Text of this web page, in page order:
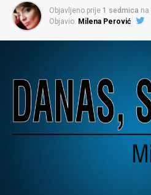
Objavljeno prije 1 sedmica na
Objavio: Milena Perović